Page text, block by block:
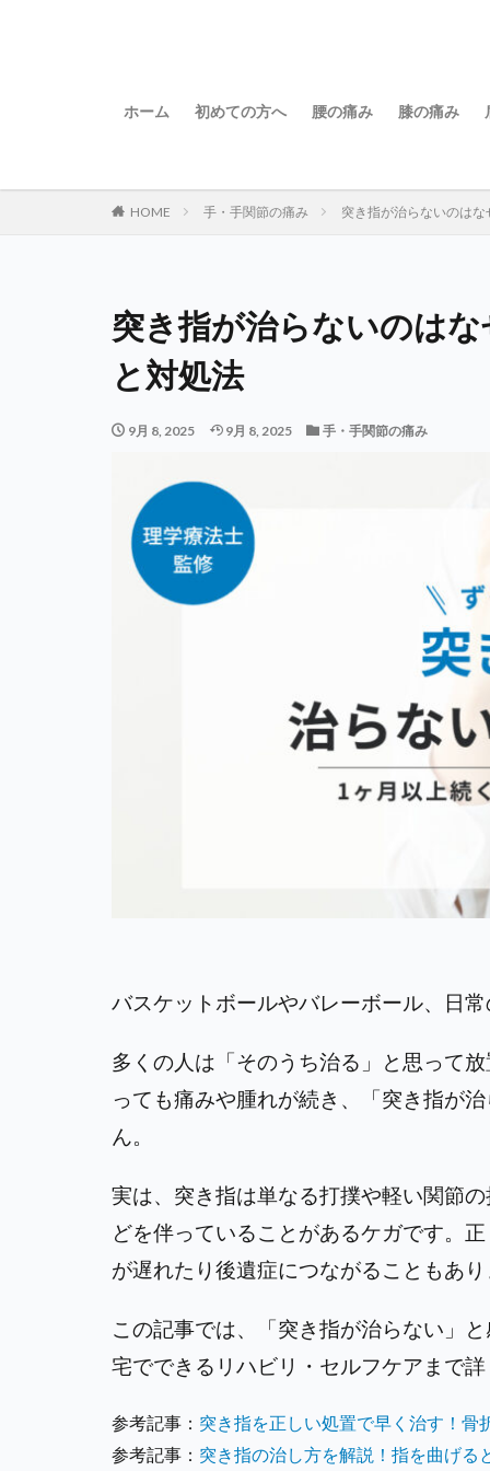
ホーム 初めての方へ 腰の痛み 膝の痛み
HOME 手・手関節の痛み 突き指が治らないのは
突き指が治らないのは
と対処法
9月 8, 2025 9月 8, 2025 手・手関節の痛み
バスケットボールやバレーボール、日
多くの人は「そのうち治る」と思って
っても痛みや腫れが続き、「突き指が
ん。
実は、突き指は単なる打撲や軽い関節
どを伴っていることがあるケガです。
が遅れたり後遺症につながることもあ
この記事では、「突き指が治らない」
宅でできるリハビリ・セルフケアまで
参考記事： 突き指を正しい処置で早く治す！骨
参考記事： 突き指の治し方を解説！指を曲げる